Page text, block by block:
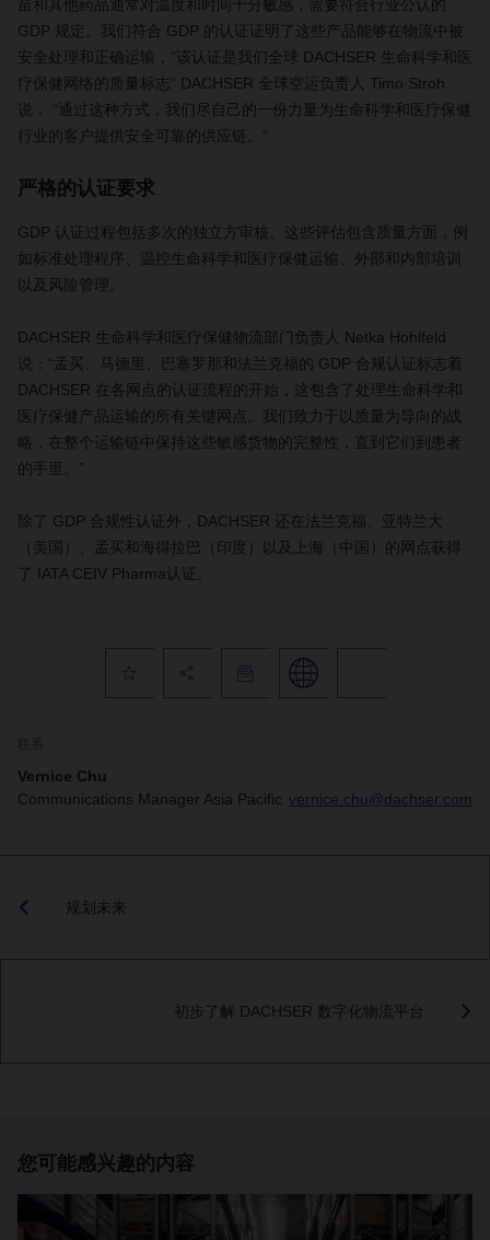
苗和其他药品通常对温度和时间十分敏感，需要符合行业公认的
GDP 规定。我们符合 GDP 的认证证明了这些产品能够在物流中被
安全处理和正确运输，“该认证是我们全球 DACHSER 生命科学和医
疗保健网络的质量标志” DACHSER 全球空运负责人 Timo Stroh
说， “通过这种方式，我们尽自己的一份力量为生命科学和医疗保健
行业的客户提供安全可靠的供应链。”
严格的认证要求
GDP 认证过程包括多次的独立方审核。这些评估包含质量方面，例
如标准处理程序、温控生命科学和医疗保健运输、外部和内部培训
以及风险管理。
DACHSER 生命科学和医疗保健物流部门负责人 Netka Hohlfeld
说：“孟买、马德里、巴塞罗那和法兰克福的 GDP 合规认证标志着
DACHSER 在各网点的认证流程的开始，这包含了处理生命科学和
医疗保健产品运输的所有关键网点。我们致力于以质量为导向的战
略，在整个运输链中保持这些敏感货物的完整性，直到它们到患者
的手里。”
除了 GDP 合规性认证外，DACHSER 还在法兰克福、亚特兰大
（美国）、孟买和海得拉巴（印度）以及上海（中国）的网点获得
了 IATA CEIV Pharma认证。
Vernice Chu
Communications Manager Asia Pacific vernice.chu@dachser.com
规划未来
初步了解 DACHSER 数字化物流平台
您可能感兴趣的内容